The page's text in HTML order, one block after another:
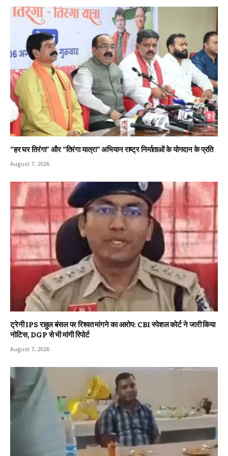
“हर घर तिरंगा” और “तिरंगा यात्रा” अभियान राष्ट्र निर्माताओं के योगदान के प्रति
August 7, 2026
ट्रेनी IPS राहुल बंसल पर रिश्वत मांगने का आरोप: CBI स्पेशल कोर्ट ने जारी किया
नोटिस, DGP से भी मांगी रिपोर्ट
August 7, 2026